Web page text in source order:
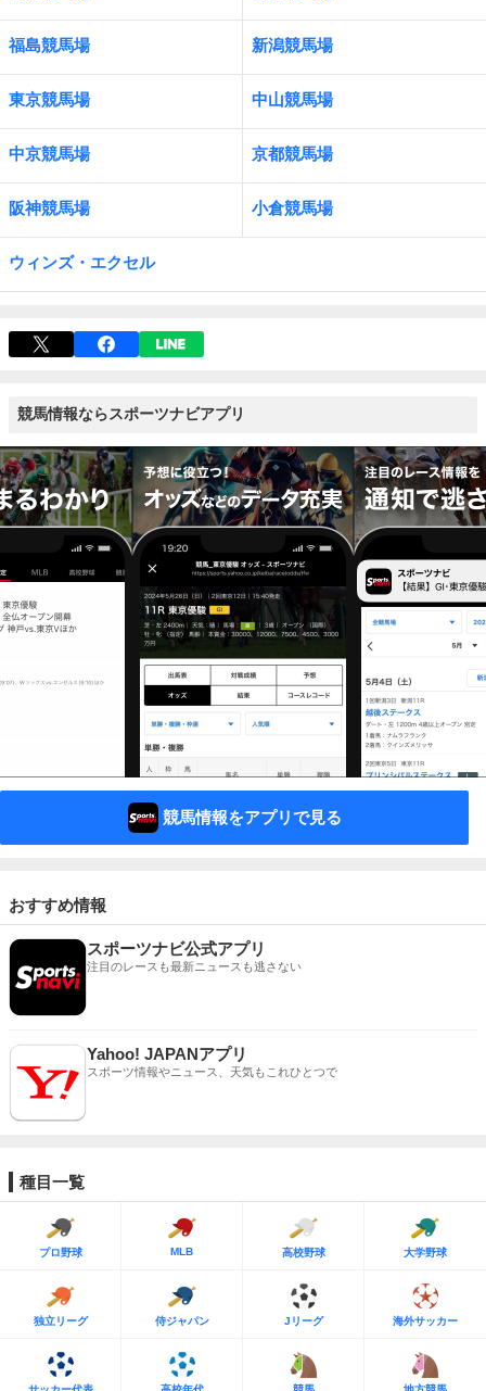
福島競馬場 新潟競馬場
東京競馬場 中山競馬場
中京競馬場 京都競馬場
阪神競馬場 小倉競馬場
ウィンズ・エクセル
競馬情報ならスポーツナビアプリ
競馬情報をアプリで見る
おすすめ情報
スポーツナビ公式アプリ
注目のレースも最新ニュースも逃さない
Yahoo! JAPANアプリ
スポーツ情報やニュース、天気もこれひとつで
種目一覧
プロ野球 MLB 高校野球 大学野球
独立リーグ 侍ジャパン Jリーグ 海外サッカー